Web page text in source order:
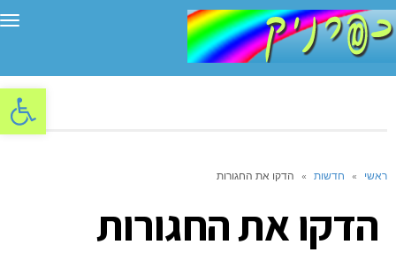
פתח
ראשי » חדשות » הדקו את החגורות
הדקו את החגורות